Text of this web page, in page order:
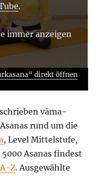
.
immer anzeigen
direkt öffnen
vāma-
rund um die
, Level Mittelstufe,
Asanas findest
Z. Ausgewählte